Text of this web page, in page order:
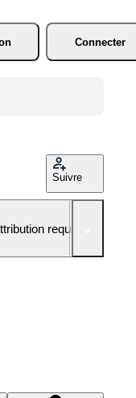
Connecter
Suivre
requise